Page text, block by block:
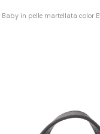
in pelle martellata color